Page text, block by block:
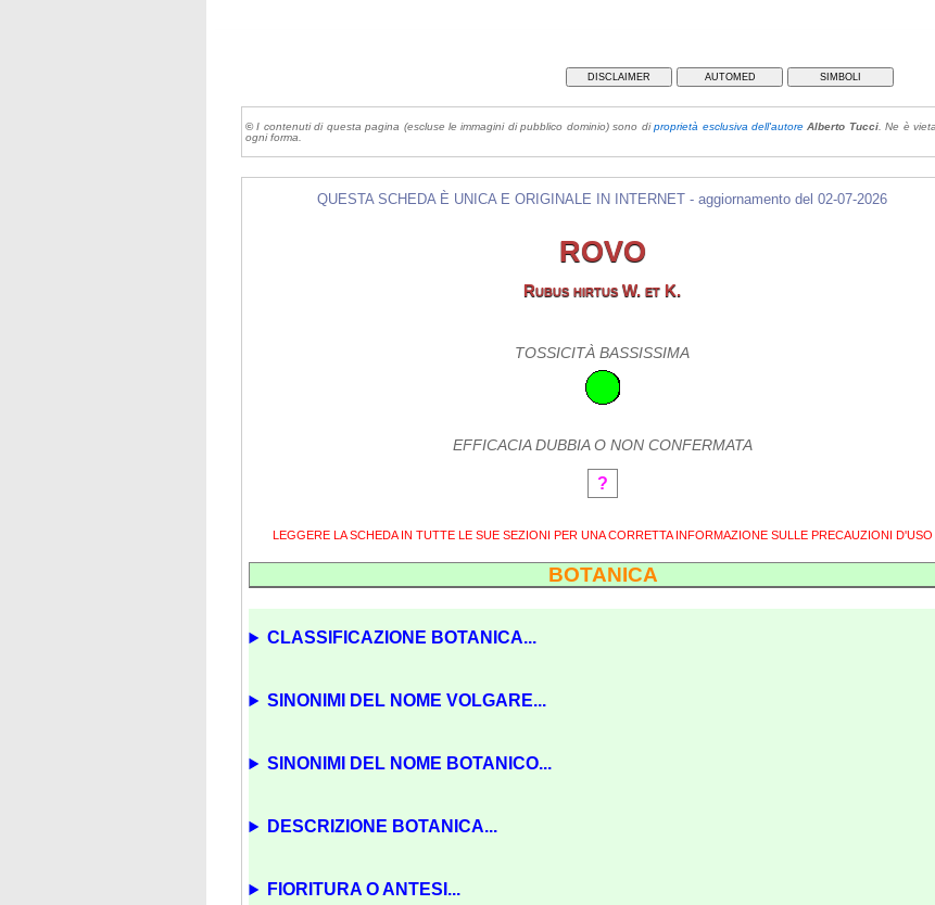
DISCLAIMER AUTOMED SIMBOLI
© I contenuti di questa pagina (escluse le immagini di pubblico dominio) sono diproprietà esclusiva dell'autore Alberto Tucci. Ne è
ogni forma.
QUESTA SCHEDA È UNICA E ORIGINALE IN INTERNET - aggiornamento del 02-07-2026
ROVO
Rubus hirtus W. et K.
TOSSICITÀ BASSISSIMA
EFFICACIA DUBBIA O NON CONFERMATA
?
LEGGERE LA SCHEDA IN TUTTE LE SUE SEZIONI PER UNA CORRETTA INFORMAZIONE SULLE PRECAUZIONI D'USO
BOTANICA
CLASSIFICAZIONE BOTANICA...
SINONIMI DEL NOME VOLGARE...
SINONIMI DEL NOME BOTANICO...
DESCRIZIONE BOTANICA...
FIORITURA O ANTESI...